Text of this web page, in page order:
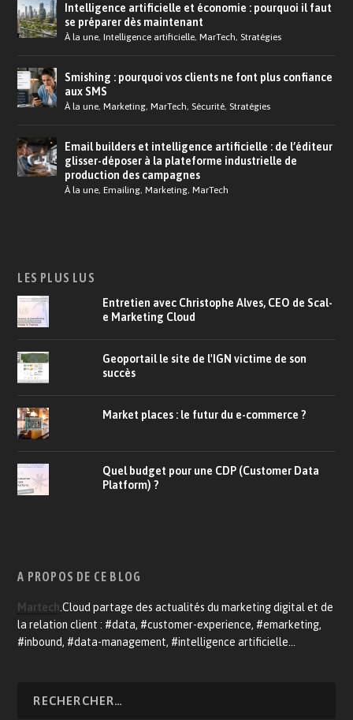
Intelligence artificielle et économie : pourquoi il faut
se préparer dès maintenant
À la une,Intelligence artificielle,MarTech, Stratégies
Smishing : pourquoi vos clients ne font plus confiance
aux SMS
À la une,Marketing,MarTech, Sécurité, Stratégies
Email builders et intelligence artificielle : de l’éditeur
glisser-déposer à la plateforme industrielle de
production des campagnes
À la une,Emailing,Marketing,MarTech
LES PLUS LUS
Entretien avec Christophe Alves, CEO de Scal-
e Marketing Cloud
Geoportail le site de l'IGN victime de son
succès
Market places : le futur du e-commerce ?
Quel budget pour une CDP (Customer Data
Platform) ?
A PROPOS DE CE BLOG
Martech .Cloud partage des actualités du marketing digital et de
la relation client : #data, #customer-experience, #emarketing,
#inbound, #data-management, #intelligence artificielle…